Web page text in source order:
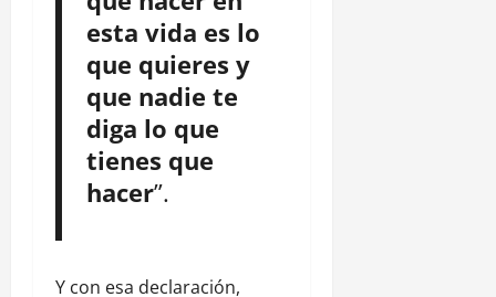
esta vida es lo
que quieres y
que nadie te
diga lo que
tienes que
hacer”.
Y con esa declaración,